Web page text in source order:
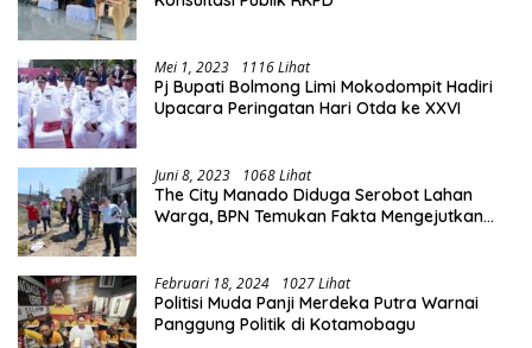
Mei 1, 2023 1116 Lihat
Pj Bupati Bolmong Limi Mokodompit Hadiri
Upacara Peringatan Hari Otda ke XXVI
Juni 8, 2023 1068 Lihat
The City Manado Diduga Serobot Lahan
Warga, BPN Temukan Fakta Mengejutkan
Februari 18, 2024 1027 Lihat
Politisi Muda Panji Merdeka Putra Warnai
Panggung Politik di Kotamobagu